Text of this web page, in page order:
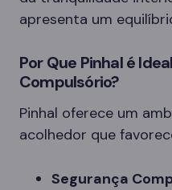
apresenta um
Por Que Pinhal é
Compulsório?
Pinhal oferece um
acolhedor que
Segurança